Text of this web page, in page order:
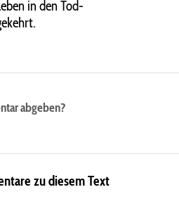
in den Tod-
abgeben?
zu diesem Text